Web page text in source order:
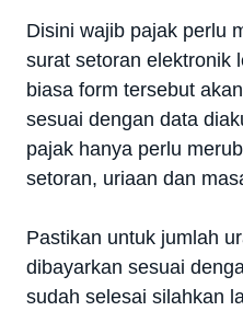
Disini wajib pajak perlu
surat setoran elektronik
biasa form tersebut
sesuai dengan data
pajak hanya perlu
setoran, uriaan dan
Pastikan untuk jumlah
dibayarkan sesuai
sudah selesai silahkan